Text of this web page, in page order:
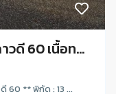
ดี 60 เนื้อท...
60 ** พิกัด : 13 ...